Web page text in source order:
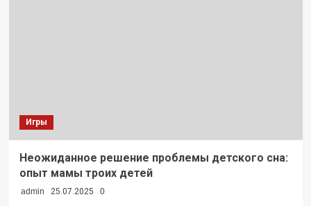
Игры
Неожиданное решение проблемы детского сна:
опыт мамы троих детей
admin 25.07.2025 0